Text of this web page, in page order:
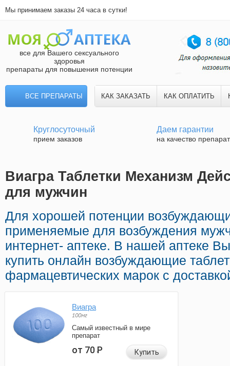
Мы принимаем заказы 24 часа в сутки!
все для Вашего сексуального
здоровья
препараты для повышения потенции
ВСЕ ПРЕПАРАТЫ КАК ЗАКАЗАТЬ КАК ОПЛАТИТЬ
Круглосуточный
прием заказов
Даем гарантии
на качество
Виагра Таблетки Механизм
для мужчин
Для хорошей потенции
применяемые для возбуждения
интернет- аптеке. В нашей аптеке
купить онлайн возбуждающие
фармацевтических марок с
Виагра
100мг
Самый известный в мире
препарат
от 70Р Купить